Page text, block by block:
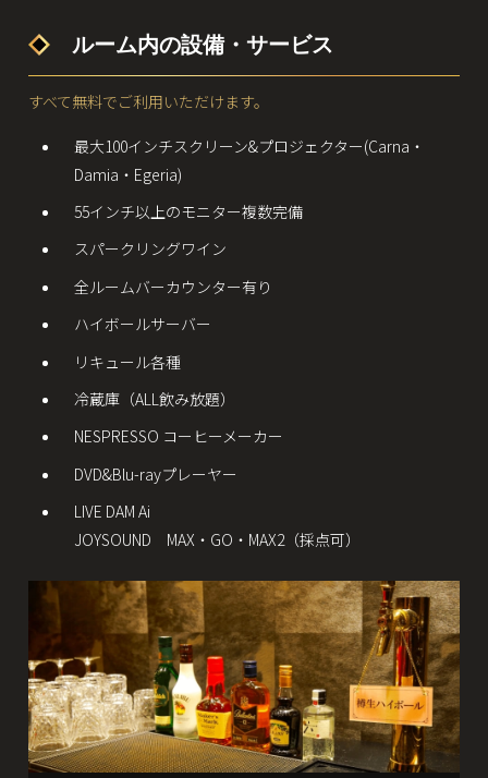
ルーム内の設備・サービス
すべて無料でご利用いただけます。
最大100インチスクリーン&プロジェクター(Carna・
Damia・Egeria)
55インチ以上のモニター複数完備
スパークリングワイン
全ルームバーカウンター有り
ハイボールサーバー
リキュール各種
冷蔵庫（ALL飲み放題）
NESPRESSO コーヒーメーカー
DVD&Blu-rayプレーヤー
LIVE DAM Ai
JOYSOUND MAX・GO・MAX2（採点可）